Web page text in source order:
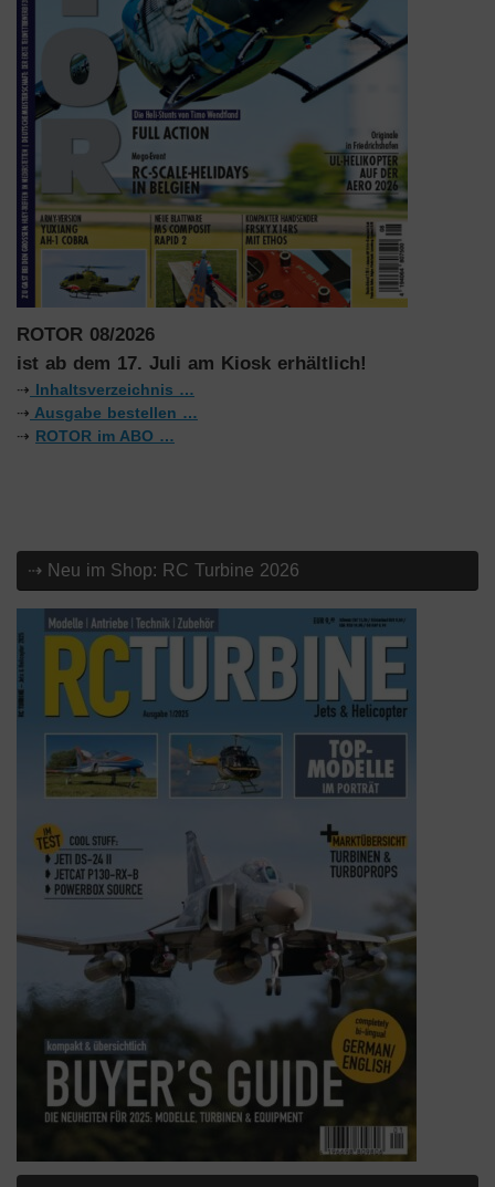
ROTOR 08/2026
ist ab dem 17. Juli am Kiosk erhältlich!
⇢ Inhaltsverzeichnis …
⇢ Ausgabe bestellen …
⇢ ROTOR im ABO …
⇢ Neu im Shop: RC Turbine 2026